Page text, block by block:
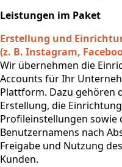
Leistungen im Paket
Erstellung und
(z. B. Instagram,
Wir übernehmen die
Accounts für Ihr
Plattform. Dazu gehören
Erstellung, die
Profileinstellungen sowie
Benutzernamens nach
Freigabe und Nutzung
Kunden.